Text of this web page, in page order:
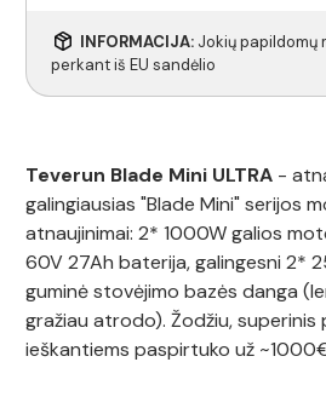
INFORMACIJA: Jokių papildomų
perkant iš EU sandėlio
Teverun Blade Mini ULTRA -
galingiausias "Blade Mini" serijos
atnaujinimai: 2* 1000W galios
60V 27Ah baterija, galingesni 2*
guminė stovėjimo bazės danga
gražiau atrodo). Žodžiu, superinis
ieškantiems paspirtuko už